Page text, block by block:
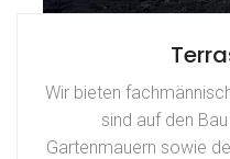
Wir bieten
sind auf den
Gartenmauern sowie